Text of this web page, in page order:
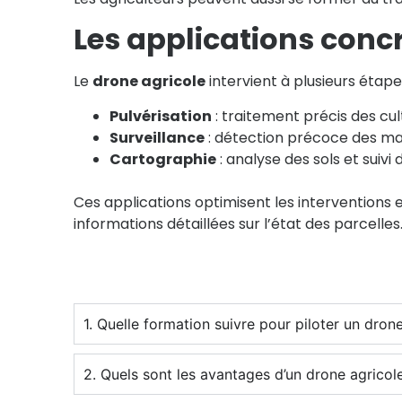
Les applications
Le drone agricoleintervient à plusieurs
Pulvérisation : traitement précis des
Surveillance: détection précoce des
Cartographie: analyse des sols et
Ces applications optimisent les interventions
informations détaillées sur l’état des parcelles.
1. Quelle formation suivre pour piloter un
2. Quels sont les avantages d’un drone